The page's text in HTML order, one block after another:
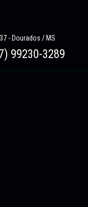
- Dourados / MS
99230-3289